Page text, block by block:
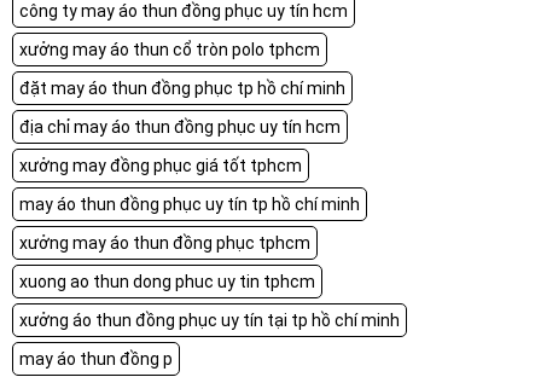
công ty may áo thun đồng phục uy tín hcm
xưởng may áo thun cổ tròn polo tphcm
đặt may áo thun đồng phục tp hồ chí minh
địa chỉ may áo thun đồng phục uy tín hcm
xưởng may đồng phục giá tốt tphcm
may áo thun đồng phục uy tín tp hồ chí minh
xưởng may áo thun đồng phục tphcm
xuong ao thun dong phuc uy tin tphcm
xưởng áo thun đồng phục uy tín tại tp hồ chí minh
may áo thun đồng p